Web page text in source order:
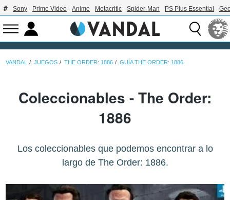
Sony Prime Video Anime Metacritic Spider-Man PS Plus Essential
VANDAL JUEGOS THE ORDER: 1886 GUÍA THE ORDER: 1886
Coleccionables - The Order:
1886
Los coleccionables que podemos encontrar a lo
largo de The Order: 1886.